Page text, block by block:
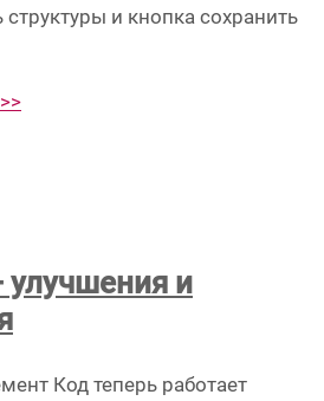
и кнопка сохранить
улучшения и
Код теперь работает